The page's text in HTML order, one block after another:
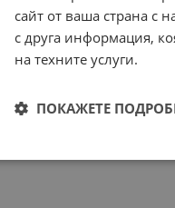
сайт от ваша страна с
с друга информация,
на техните услуги.
ПОКАЖЕТЕ